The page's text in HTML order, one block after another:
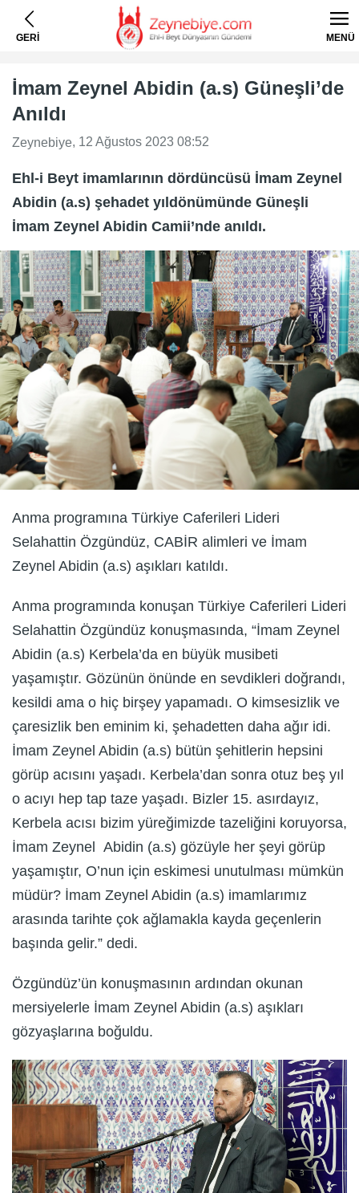
GERİ MENÜ
İmam Zeynel Abidin (a.s) Güneşli’de
Anıldı
Zeynebiye, 12 Ağustos 2023 08:52
Ehl-i Beyt imamlarının dördüncüsü İmam Zeynel
Abidin (a.s) şehadet yıldönümünde Güneşli
İmam Zeynel Abidin Camii’nde anıldı.
Anma programına Türkiye Caferileri Lideri
Selahattin Özgündüz, CABİR alimleri ve İmam
Zeynel Abidin (a.s) aşıkları katıldı.
Anma programında konuşan Türkiye Caferileri Lideri
Selahattin Özgündüz konuşmasında, “İmam Zeynel
Abidin (a.s) Kerbela’da en büyük musibeti
yaşamıştır. Gözünün önünde en sevdikleri doğrandı,
kesildi ama o hiç birşey yapamadı. O kimsesizlik ve
çaresizlik ben eminim ki, şehadetten daha ağır idi.
İmam Zeynel Abidin (a.s) bütün şehitlerin hepsini
görüp acısını yaşadı. Kerbela’dan sonra otuz beş yıl
o acıyı hep tap taze yaşadı. Bizler 15. asırdayız,
Kerbela acısı bizim yüreğimizde tazeliğini koruyorsa,
İmam Zeynel Abidin (a.s) gözüyle her şeyi görüp
yaşamıştır, O’nun için eskimesi unutulması mümkün
müdür? İmam Zeynel Abidin (a.s) imamlarımız
arasında tarihte çok ağlamakla kayda geçenlerin
başında gelir.” dedi.
Özgündüz’ün konuşmasının ardından okunan
mersiyelerle İmam Zeynel Abidin (a.s) aşıkları
gözyaşlarına boğuldu.